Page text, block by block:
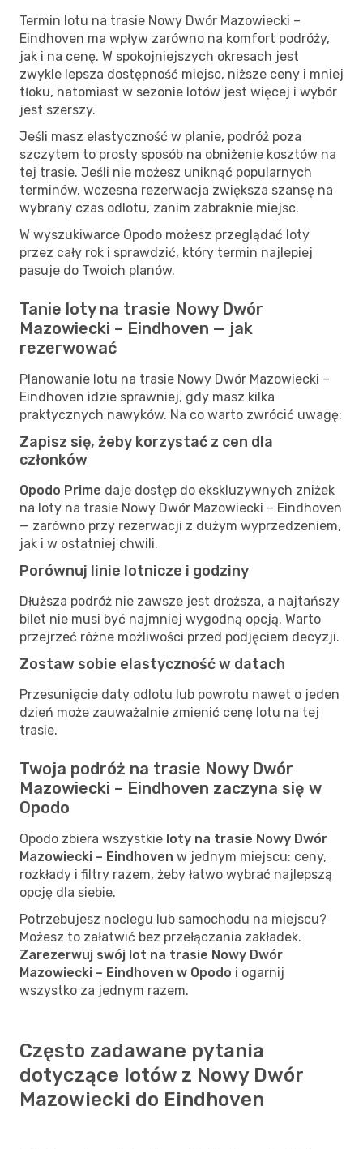
Termin lotu na trasie Nowy Dwór Mazowiecki –
Eindhoven ma wpływ zarówno na komfort podróży,
jak i na cenę. W spokojniejszych okresach jest
zwykle lepsza dostępność miejsc, niższe ceny i mniej
tłoku, natomiast w sezonie lotów jest więcej i wybór
jest szerszy.
Jeśli masz elastyczność w planie, podróż poza
szczytem to prosty sposób na obniżenie kosztów na
tej trasie. Jeśli nie możesz uniknąć popularnych
terminów, wczesna rezerwacja zwiększa szansę na
wybrany czas odlotu, zanim zabraknie miejsc.
W wyszukiwarce Opodo możesz przeglądać loty
przez cały rok i sprawdzić, który termin najlepiej
pasuje do Twoich planów.
Tanie loty na trasie Nowy Dwór
Mazowiecki – Eindhoven — jak
rezerwować
Planowanie lotu na trasie Nowy Dwór Mazowiecki –
Eindhoven idzie sprawniej, gdy masz kilka
praktycznych nawyków. Na co warto zwrócić uwagę:
Zapisz się, żeby korzystać z cen dla
członków
Opodo Prime daje dostęp do ekskluzywnych zniżek
na loty na trasie Nowy Dwór Mazowiecki – Eindhoven
— zarówno przy rezerwacji z dużym wyprzedzeniem,
jak i w ostatniej chwili.
Porównuj linie lotnicze i godziny
Dłuższa podróż nie zawsze jest droższa, a najtańszy
bilet nie musi być najmniej wygodną opcją. Warto
przejrzeć różne możliwości przed podjęciem decyzji.
Zostaw sobie elastyczność w datach
Przesunięcie daty odlotu lub powrotu nawet o jeden
dzień może zauważalnie zmienić cenę lotu na tej
trasie.
Twoja podróż na trasie Nowy Dwór
Mazowiecki – Eindhoven zaczyna się w
Opodo
Opodo zbiera wszystkie loty na trasie Nowy Dwór
Mazowiecki – Eindhoven w jednym miejscu: ceny,
rozkłady i filtry razem, żeby łatwo wybrać najlepszą
opcję dla siebie.
Potrzebujesz noclegu lub samochodu na miejscu?
Możesz to załatwić bez przełączania zakładek.
Zarezerwuj swój lot na trasie Nowy Dwór
Mazowiecki – Eindhoven w Opodo i ogarnij
wszystko za jednym razem.
Często zadawane pytania
dotyczące lotów z Nowy Dwór
Mazowiecki do Eindhoven